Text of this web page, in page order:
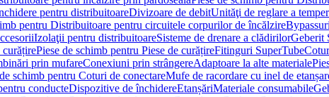
pentru distribuitoareDivizoare de debitUnităţi de reglare a
pentru Distribuitoare pentru circuitele corpurilor de încălzireBypassuri
Izolaţii pentru distribuitoareSisteme de drenare a clădirilorGeberit
curățirePiese de schimb pentru Piese de curățireFitinguri SuperTube
prin mufareConexiuni prin strângereAdaptoare la alte materiale
schimb pentru Coturi de conectareMufe de racordare cu inel de
conducteDispozitive de închidereEtanșăriMateriale consumabile